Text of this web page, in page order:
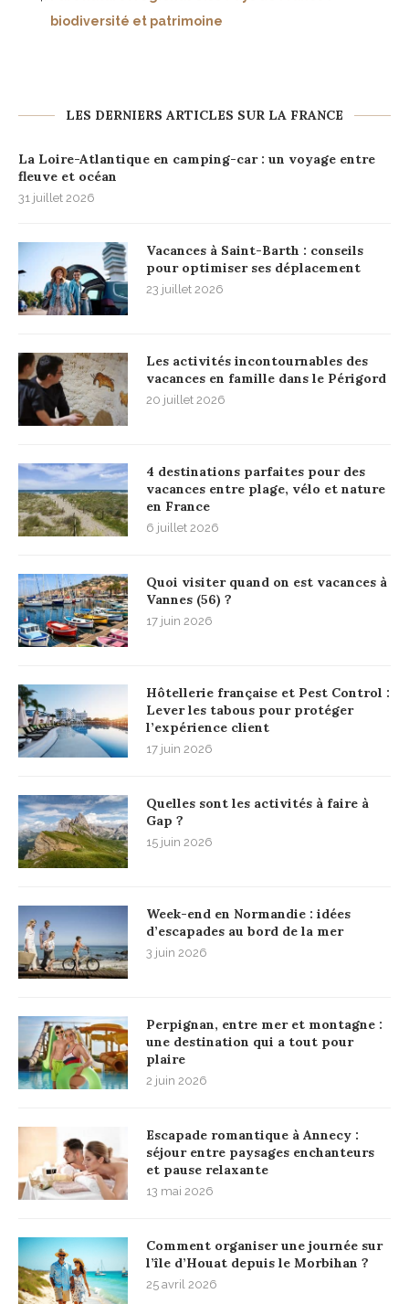
biodiversité et patrimoine
LES DERNIERS ARTICLES SUR LA FRANCE
La Loire-Atlantique en camping-car : un voyage entre
fleuve et océan
31 juillet 2026
Vacances à Saint-Barth : conseils
pour optimiser ses déplacement
23 juillet 2026
Les activités incontournables des
vacances en famille dans le Périgord
20 juillet 2026
4 destinations parfaites pour des
vacances entre plage, vélo et nature
en France
6 juillet 2026
Quoi visiter quand on est vacances à
Vannes (56) ?
17 juin 2026
Hôtellerie française et Pest Control :
Lever les tabous pour protéger
l’expérience client
17 juin 2026
Quelles sont les activités à faire à
Gap ?
15 juin 2026
Week-end en Normandie : idées
d’escapades au bord de la mer
3 juin 2026
Perpignan, entre mer et montagne :
une destination qui a tout pour
plaire
2 juin 2026
Escapade romantique à Annecy :
séjour entre paysages enchanteurs
et pause relaxante
13 mai 2026
Comment organiser une journée sur
l’île d’Houat depuis le Morbihan ?
25 avril 2026